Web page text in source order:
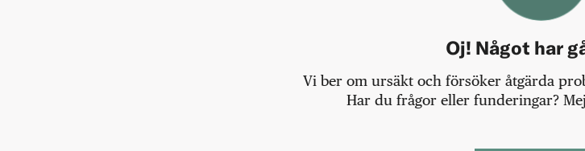
Oj! Något har
Vi ber om ursäkt och försöker åtgärda
Har du frågor eller funderingar?